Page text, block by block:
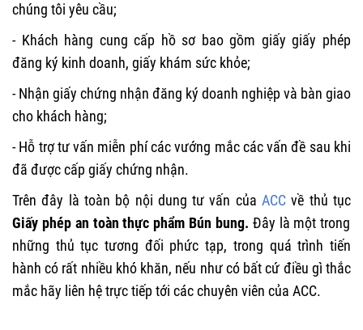
chúng tôi yêu cầu;
- Khách hàng cung cấp hồ sơ bao gồm giấy giấy phép
đăng ký kinh doanh, giấy khám sức khỏe;
- Nhận giấy chứng nhận đăng ký doanh nghiệp và bàn giao
cho khách hàng;
- Hỗ trợ tư vấn miễn phí các vướng mắc các vấn đề sau khi
đã được cấp giấy chứng nhận.
Trên đây là toàn bộ nội dung tư vấn của ACC về thủ tục
Giấy phép an toàn thực phẩm Bún bung. Đây là một trong
những thủ tục tương đối phức tạp, trong quá trình tiến
hành có rất nhiều khó khăn, nếu như có bất cứ điều gì thắc
mắc hãy liên hệ trực tiếp tới các chuyên viên của ACC.